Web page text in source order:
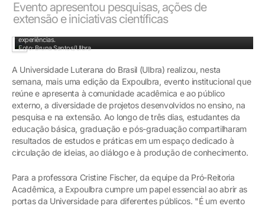
Evento apresentou pesquisas, ações de
extensão e iniciativas científicas
experiências.
Foto: Bruna Santos/Ulbra
A Universidade Luterana do Brasil (Ulbra) realizou, nesta
semana, mais uma edição da Expoulbra, evento institucional que
reúne e apresenta à comunidade acadêmica e ao público
externo, a diversidade de projetos desenvolvidos no ensino, na
pesquisa e na extensão. Ao longo de três dias, estudantes da
educação básica, graduação e pós-graduação compartilharam
resultados de estudos e práticas em um espaço dedicado à
circulação de ideias, ao diálogo e à produção de conhecimento.
Para a professora Cristine Fischer, da equipe da Pró-Reitoria
Acadêmica, a Expoulbra cumpre um papel essencial ao abrir as
portas da Universidade para diferentes públicos. "É um evento